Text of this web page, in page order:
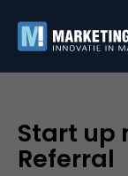
Start up
Referral